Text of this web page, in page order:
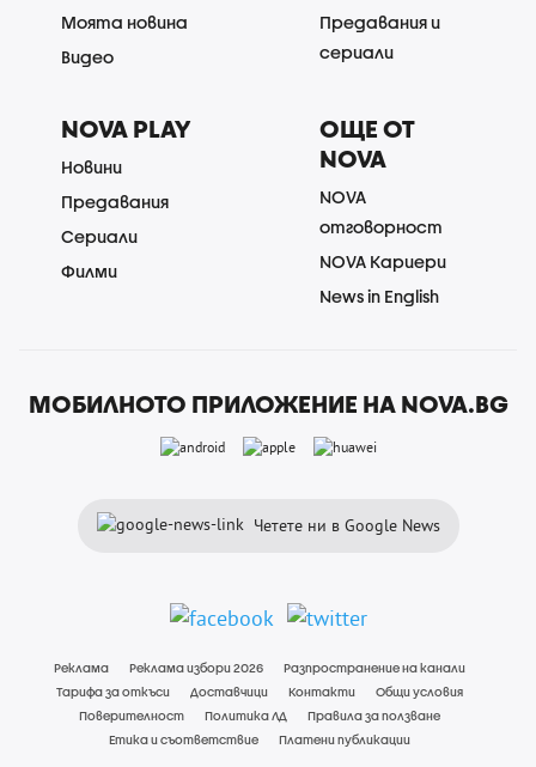
Моята новина
Видео
Предавания и
сериали
NOVA PLAY
Новини
Предавания
Сериали
Филми
ОЩЕ ОТ
NOVA
NOVA
отговорност
NOVA Кариери
News in English
МОБИЛНОТО ПРИЛОЖЕНИЕ НА NOVA.BG
Четете ни в Google News
Реклама Реклама избори 2026
Разпространение на канали
Тарифа за откъси
Доставчици Контакти
Общи условия
Поверителност
Политика ЛД
Правила за ползване
Етика и съответствие
Платени публикации